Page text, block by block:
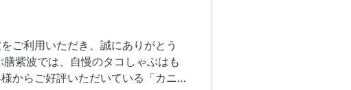
ご利用いただき、誠にありがとう
紫波では、自慢のタコしゃぶはも
からご好評いただいている「カニ